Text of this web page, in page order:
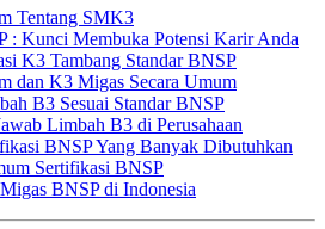
Tentang SMK3
: Kunci Membuka Potensi Karir Anda
K3 Tambang Standar BNSP
dan K3 Migas Secara Umum
B3 Sesuai Standar BNSP
Limbah B3 di Perusahaan
BNSP Yang Banyak Dibutuhkan
Sertifikasi BNSP
BNSP di Indonesia